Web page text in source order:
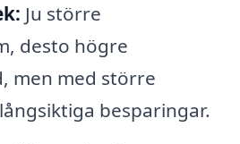
Ju större
desto högre
men med större
besparingar.